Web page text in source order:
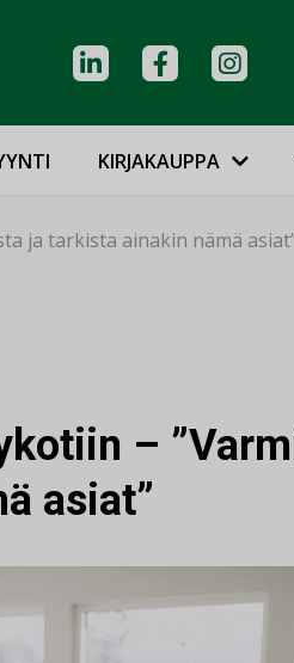
KIRJAKAUPPA
ja tarkista ainakin nämä
–
asiat”